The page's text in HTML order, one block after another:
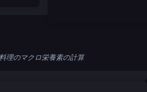
理のマクロ栄養素の計算